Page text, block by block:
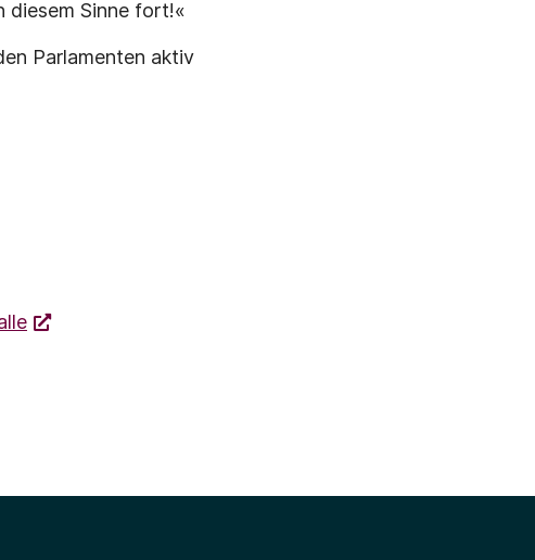
diesem Sinne fort!«
Parlamenten aktiv